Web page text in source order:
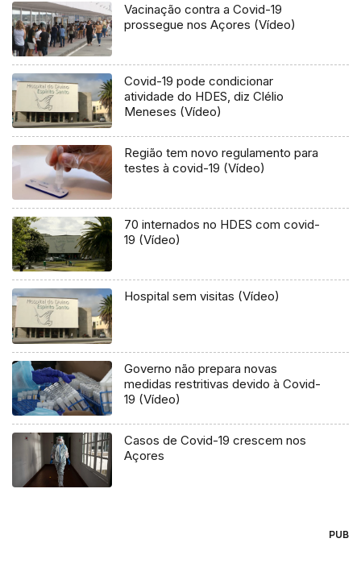
Vacinação contra a Covid-19
prossegue nos Açores (Vídeo)
Covid-19 pode condicionar
atividade do HDES, diz Clélio
Meneses (Vídeo)
Região tem novo regulamento para
testes à covid-19 (Vídeo)
70 internados no HDES com covid-
19 (Vídeo)
Hospital sem visitas (Vídeo)
Governo não prepara novas
medidas restritivas devido à Covid-
19 (Vídeo)
Casos de Covid-19 crescem nos
Açores
PUB